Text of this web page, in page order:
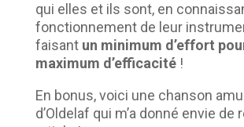
qui elles et ils sont, en
fonctionnement de leur
faisant un minimum d’effort
maximum d’efficacité!
En bonus, voici une chanson
d’Oldelaf qui m’a donné envie de